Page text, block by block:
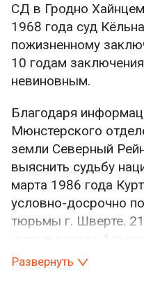
СД в Гродно
1968 года суд
пожизненному
10 годам
невиновным.
Благодаря
Мюнстерского
земли Северный
выяснить судьбу
марта 1986 года
условно-досрочно
тюрьмы г. Шверте.
умер в городе
Благодарим за
Развернуть